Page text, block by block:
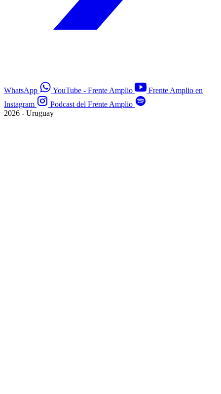
WhatsApp YouTube - Frente Amplio
Frente Amplio en
Instagram
Podcast del Frente Amplio
2026 - Uruguay